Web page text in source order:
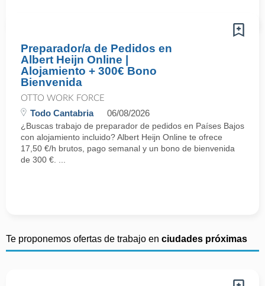
Preparador/a de Pedidos en
Albert Heijn Online |
Alojamiento + 300€ Bono
Bienvenida
OTTO WORK FORCE
Todo Cantabria 06/08/2026
¿Buscas trabajo de preparador de pedidos en Países Bajos
con alojamiento incluido? Albert Heijn Online te ofrece
17,50 €/h brutos, pago semanal y un bono de bienvenida
de 300 €. ...
Te proponemos ofertas de trabajo en ciudades próximas